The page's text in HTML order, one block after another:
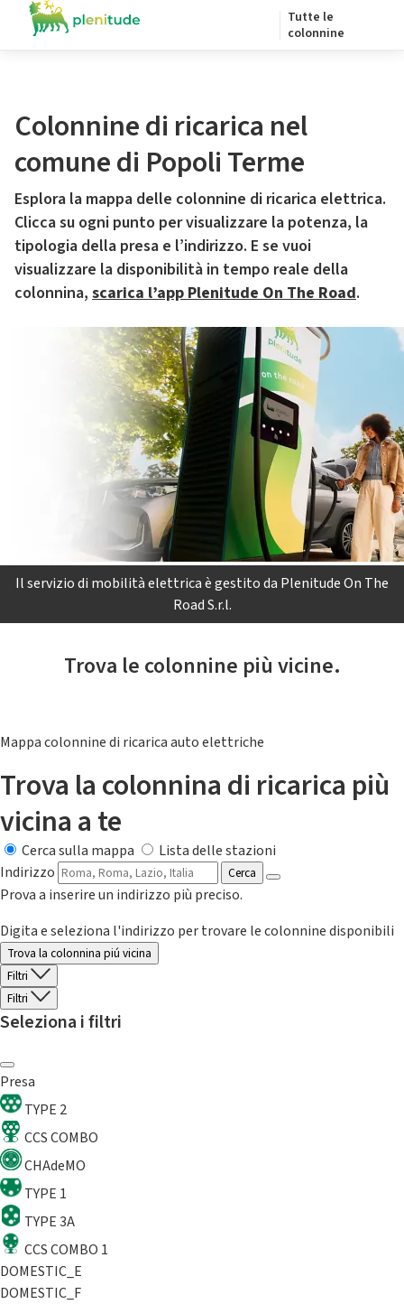
Tutte le
colonnine
Colonnine di ricarica nel
comune di Popoli Terme
Esplora la mappa delle colonnine di ricarica elettrica.
Clicca su ogni punto per visualizzare la potenza, la
tipologia della presa e l’indirizzo. E se vuoi
visualizzare la disponibilità in tempo reale della
colonnina, scarica l’app Plenitude On The Road.
Il servizio di mobilità elettrica è gestito da Plenitude On The
Road S.r.l.
Trova le colonnine più vicine.
Mappa colonnine di ricarica auto elettriche
Trova la colonnina di ricarica più
vicina a te
Cerca sulla mappa
Lista delle stazioni
Indirizzo
Cerca
Prova a inserire un indirizzo più preciso.
Digita e seleziona l'indirizzo per trovare le colonnine disponibili
Trova la colonnina piú vicina
Filtri
Filtri
Seleziona i filtri
Presa
TYPE 2
CCS COMBO
CHAdeMO
TYPE 1
TYPE 3A
CCS COMBO 1
DOMESTIC_E
DOMESTIC_F